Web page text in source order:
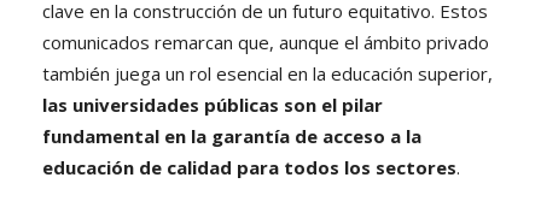
clave en la construcción de un futuro equitativo. Estos
comunicados remarcan que, aunque el ámbito privado
también juega un rol esencial en la educación superior,
las universidades públicas son el pilar
fundamental en la garantía de acceso a la
educación de calidad para todos los sectores.